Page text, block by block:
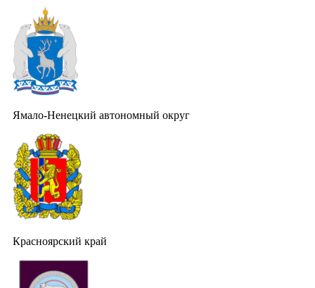
Ямало-Ненецкий автономный округ
Красноярский край